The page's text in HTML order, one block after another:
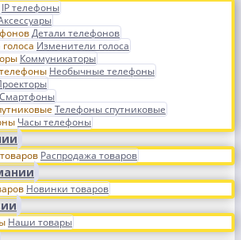
IP телефоны
Детали телефонов
Изменители голоса
Коммуникаторы
Необычные телефоны
Смартфоны
Телефоны спутниковые
Часы телефоны
Распродажа товаров
Новинки товаров
Наши товары